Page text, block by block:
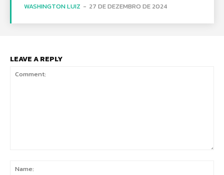
WASHINGTON LUIZ - 27 DE DEZEMBRO DE 2024
LEAVE A REPLY